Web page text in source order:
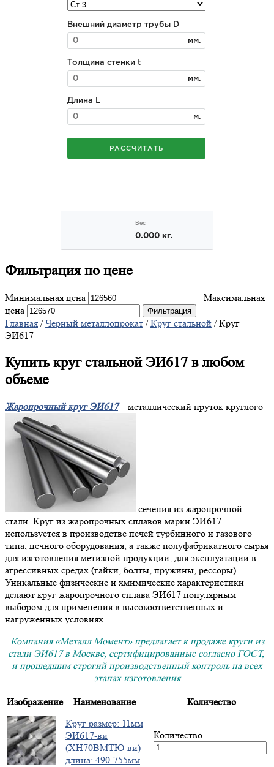
Фильтрацияпо цене
Минимальная цена
Максимальная
цена
Фильтрация
Главная /Черный металлопрокат /Круг стальной / Круг
ЭИ617
Купить круг стальной ЭИ617 в любом
объеме
Жаропрочный круг ЭИ617– металлический пруток круглого
сечения из жаропрочной
стали. Круг из жаропрочных сплавов марки ЭИ617
используется в производстве печей турбинного и газового
типа, печного оборудования, а также полуфабрикатного сырья
для изготовления метизной продукции, для эксплуатации в
агрессивных средах (гайки, болты, пружины, рессоры).
Уникальные физические и хмимические характеристики
делают круг жаропрочного сплава ЭИ617 популярным
выбором для применения в высокоответственных и
нагруженных условиях.
Компания «Металл Момент» предлагает к продаже круги из
стали ЭИ617 в Москве, сертифицированные согласно ГОСТ,
и прошедшим строгий производственный контроль на всех
этапах изготовления
Изображение Наименование
Количество
Круг размер: 11мм
ЭИ617-ви
(ХН70ВМТЮ-ви)
длина: 490-755мм
-
Количество
+